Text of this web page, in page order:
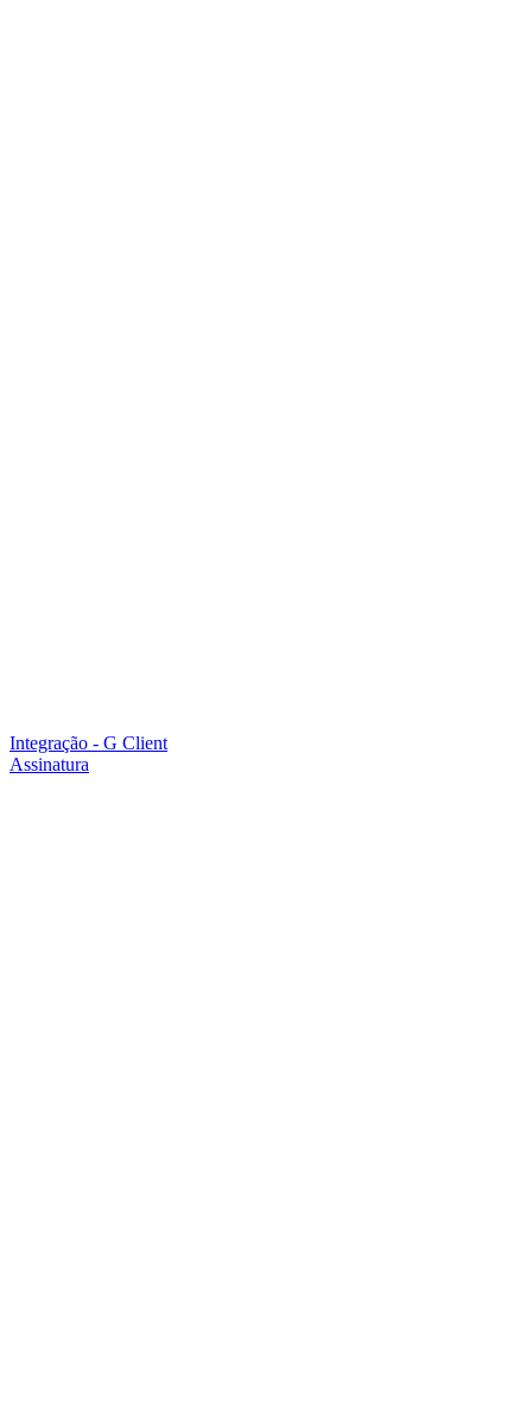
Integração - G Client
Assinatura